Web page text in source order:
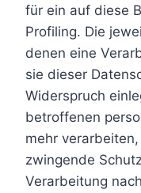
für ein auf diese
Profiling. Die
denen eine
sie dieser
Widerspruch
betroffenen
mehr
zwingende
Verarbeitung